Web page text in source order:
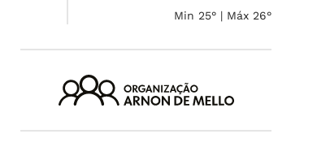
Min 25° | Máx 26°